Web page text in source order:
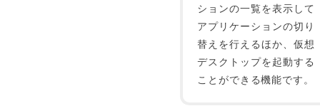
ションの一覧を表示して
アプリケーションの切り
替えを行えるほか、仮想
デスクトップを起動する
ことができる機能です。